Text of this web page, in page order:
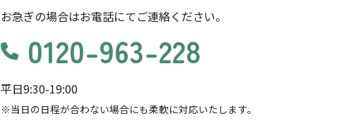
お急ぎの場合はお電話にてご連絡ください。
0120-963-228
平日9:30-19:00
※当⽇の⽇程が合わない場合にも柔軟に対応いたします。